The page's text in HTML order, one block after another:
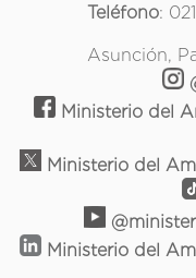
Teléfono:
Asunción,
Ministerio del
Ministerio del
Ministerio del